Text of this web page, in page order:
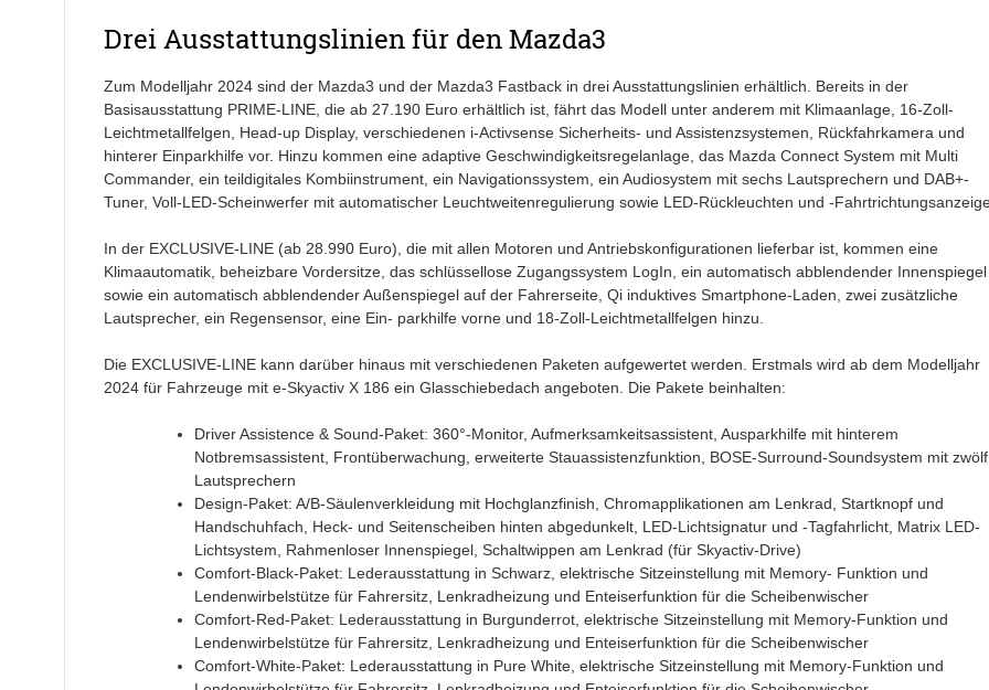
Drei Ausstattungslinien für den Mazda3
Zum Modelljahr 2024 sind der Mazda3 und der Mazda3 Fastback in drei Ausstattungslinien erhältlich. Bereits in der
Basisausstattung PRIME-LINE, die ab 27.190 Euro erhältlich ist, fährt das Modell unter anderem mit Klimaanlage, 16-Zoll-
Leichtmetallfelgen, Head-up Display, verschiedenen i-Activsense Sicherheits- und Assistenzsystemen, Rückfahrkamera und
hinterer Einparkhilfe vor. Hinzu kommen eine adaptive Geschwindigkeitsregelanlage, das Mazda Connect System mit Multi
Commander, ein teildigitales Kombiinstrument, ein Navigationssystem, ein Audiosystem mit sechs Lautsprechern und DAB+-
Tuner, Voll-LED-Scheinwerfer mit automatischer Leuchtweitenregulierung sowie LED-Rückleuchten und -
In der EXCLUSIVE-LINE (ab 28.990 Euro), die mit allen Motoren und Antriebskonfigurationen lieferbar ist, kommen eine
Klimaautomatik, beheizbare Vordersitze, das schlüssellose Zugangssystem LogIn, ein automatisch abblendender Innenspiegel
sowie ein automatisch abblendender Außenspiegel auf der Fahrerseite, Qi induktives Smartphone-Laden, zwei zusätzliche
Lautsprecher, ein Regensensor, eine Ein- parkhilfe vorne und 18-Zoll-Leichtmetallfelgen hinzu.
Die EXCLUSIVE-LINE kann darüber hinaus mit verschiedenen Paketen aufgewertet werden. Erstmals wird ab dem Modelljahr
2024 für Fahrzeuge mit e-Skyactiv X 186 ein Glasschiebedach angeboten. Die Pakete beinhalten:
Driver Assistence & Sound-Paket: 360°-Monitor, Aufmerksamkeitsassistent, Ausparkhilfe mit hinterem
Notbremsassistent, Frontüberwachung, erweiterte Stauassistenzfunktion, BOSE-Surround-Soundsystem mit zwölf
Lautsprechern
Design-Paket: A/B-Säulenverkleidung mit Hochglanzfinish, Chromapplikationen am Lenkrad, Startknopf und
Handschuhfach, Heck- und Seitenscheiben hinten abgedunkelt, LED-Lichtsignatur und -Tagfahrlicht, Matrix LED-
Lichtsystem, Rahmenloser Innenspiegel, Schaltwippen am Lenkrad (für Skyactiv-Drive)
Comfort-Black-Paket: Lederausstattung in Schwarz, elektrische Sitzeinstellung mit Memory- Funktion und
Lendenwirbelstütze für Fahrersitz, Lenkradheizung und Enteiserfunktion für die Scheibenwischer
Comfort-Red-Paket: Lederausstattung in Burgunderrot, elektrische Sitzeinstellung mit Memory-Funktion und
Lendenwirbelstütze für Fahrersitz, Lenkradheizung und Enteiserfunktion für die Scheibenwischer
Comfort-White-Paket: Lederausstattung in Pure White, elektrische Sitzeinstellung mit Memory-Funktion und